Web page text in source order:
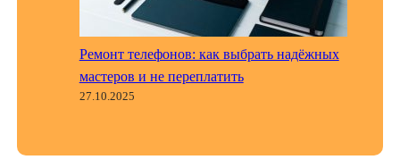
Ремонт телефонов: как выбрать надёжных
мастеров и не переплатить
27.10.2025